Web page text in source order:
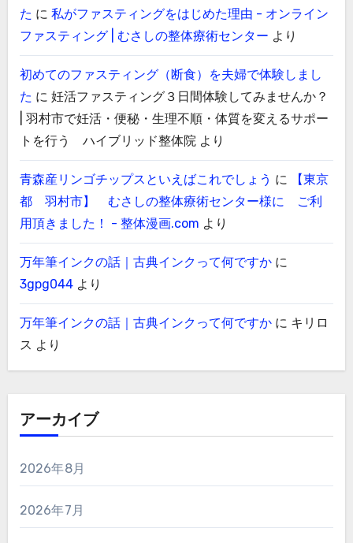
た に 私がファスティングをはじめた理由 - オンライン
ファスティング | むさしの整体療術センター より
初めてのファスティング（断食）を夫婦で体験しまし
た に 妊活ファスティング３日間体験してみませんか？
| 羽村市で妊活・便秘・生理不順・体質を変えるサポー
トを行う ハイブリッド整体院より
青森産リンゴチップスといえばこれでしょう に
【東京
都 羽村市】 むさしの整体療術センター様に ご利
用頂きました！ - 整体漫画.com より
万年筆インクの話｜古典インクって何ですかに
3gpg044より
万年筆インクの話｜古典インクって何ですかに キリロ
ス より
アーカイブ
2026年8月
2026年7月